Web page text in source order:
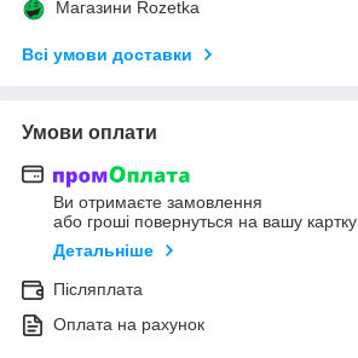
Магазини Rozetka
Всі умови доставки
Умови оплати
Ви отримаєте замовлення
або гроші повернуться на вашу картку
Детальніше
Післяплата
Оплата на рахунок